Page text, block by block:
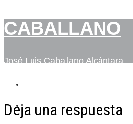
CABALLANO
José Luis Caballano Alcántara
BIO
Deja una respuesta